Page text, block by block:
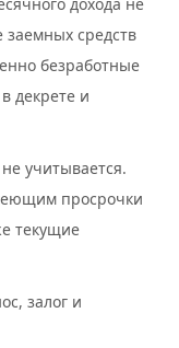
средств
безработные
декрете и
учитывается.
просрочки
текущие
залог и